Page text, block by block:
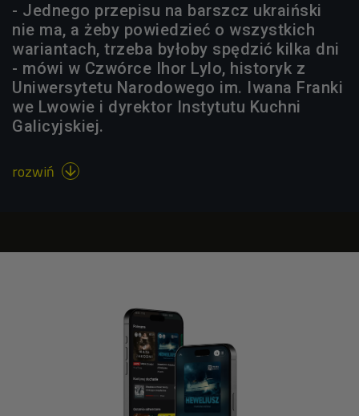
- Jednego przepisu na barszcz ukraiński
nie ma, a żeby powiedzieć o wszystkich
wariantach, trzeba byłoby spędzić kilka dni
- mówi w Czwórce Ihor Lylo, historyk z
Uniwersytetu Narodowego im. Iwana Franki
we Lwowie i dyrektor Instytutu Kuchni
Galicyjskiej.
rozwiń 